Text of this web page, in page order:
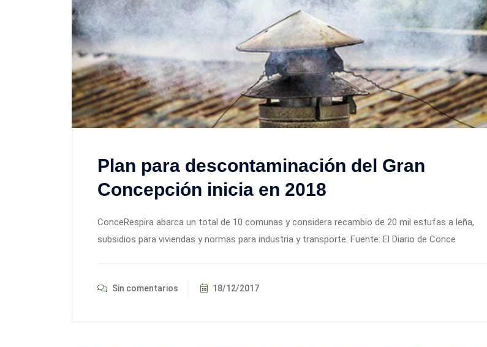
Plan para descontaminación del Gran
Concepción inicia en 2018
ConceRespira abarca un total de 10 comunas y considera recambio de 20 mil estufas a leña,
subsidios para viviendas y normas para industria y transporte. Fuente: El Diario de Conce
Sin comentarios 18/12/2017